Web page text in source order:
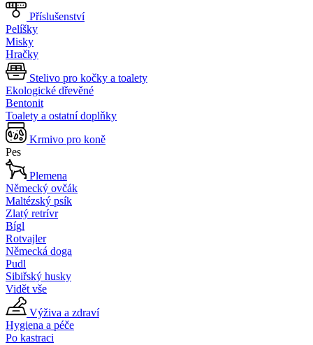
Příslušenství
Pelíšky
Misky
Hračky
Stelivo pro kočky a toalety
Ekologické dřevěné
Bentonit
Toalety a ostatní doplňky
Krmivo pro koně
Pes
Plemena
Německý ovčák
Maltézský psík
Zlatý retrívr
Bígl
Rotvajler
Německá doga
Pudl
Sibiřský husky
Vidět vše
Výživa a zdraví
Hygiena a péče
Po kastraci